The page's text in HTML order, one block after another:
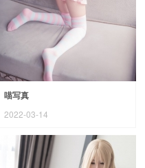
喵写真
2022-03-14